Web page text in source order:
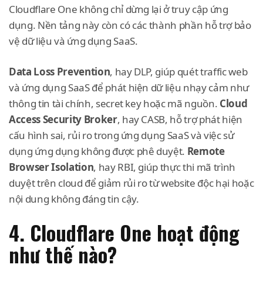
Cloudflare One không chỉ dừng lại ở truy cập ứng
dụng. Nền tảng này còn có các thành phần hỗ trợ bảo
vệ dữ liệu và ứng dụng SaaS.
Data Loss Prevention, hay DLP, giúp quét traffic web
và ứng dụng SaaS để phát hiện dữ liệu nhạy cảm như
thông tin tài chính, secret key hoặc mã nguồn. Cloud
Access Security Broker, hay CASB, hỗ trợ phát hiện
cấu hình sai, rủi ro trong ứng dụng SaaS và việc sử
dụng ứng dụng không được phê duyệt. Remote
Browser Isolation, hay RBI, giúp thực thi mã trình
duyệt trên cloud để giảm rủi ro từ website độc hại hoặc
nội dung không đáng tin cậy.
4. Cloudflare One hoạt động
như thế nào?